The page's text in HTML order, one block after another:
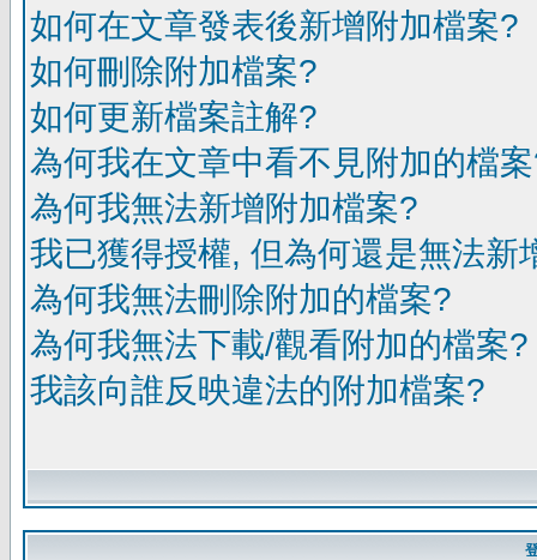
如何在文章發表後新增附加檔案?
如何刪除附加檔案?
如何更新檔案註解?
為何我在文章中看不見附加的檔
為何我無法新增附加檔案?
我已獲得授權, 但為何還是無法新
為何我無法刪除附加的檔案?
為何我無法下載/觀看附加的檔案?
我該向誰反映違法的附加檔案?